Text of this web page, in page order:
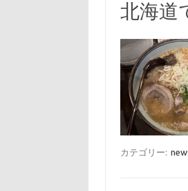
北海道
カテゴリー: